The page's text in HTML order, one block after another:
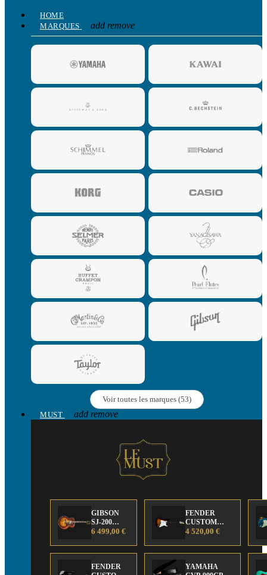
HOME
MARQUES
add remove
Voir toutes les marques (53)
MUST
add remove
GIBSON
SJ-200
Anniversary
Edition
6 499,00 €
FENDER
CUSTOM
SHOP Strat 63'
4 520,00 €
FENDER
YAMAHA